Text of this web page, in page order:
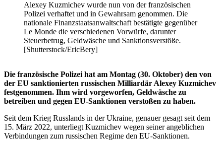
Alexey Kuzmichev wurde nun von der französischen
Polizei verhaftet und in Gewahrsam genommen. Die
nationale Finanzstaatsanwaltschaft bestätigte gegenüber
Le Monde die verschiedenen Vorwürfe, darunter
Steuerbetrug, Geldwäsche und Sanktionsverstöße.
[Shutterstock/EricBery]
Die französische Polizei hat am Montag (30. Oktober) den von
der EU sanktionierten russischen Milliardär Alexey Kuzmichev
festgenommen. Ihm wird vorgeworfen, Geldwäsche zu
betreiben und gegen EU-Sanktionen verstoßen zu haben.
Seit dem Krieg Russlands in der Ukraine, genauer gesagt seit dem
15. März 2022, unterliegt Kuzmichev wegen seiner angeblichen
Verbindungen zum russischen Regime den EU-Sanktionen.